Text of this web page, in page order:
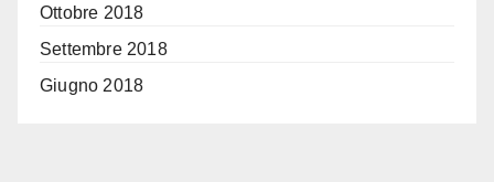
Ottobre 2018
Settembre 2018
Giugno 2018